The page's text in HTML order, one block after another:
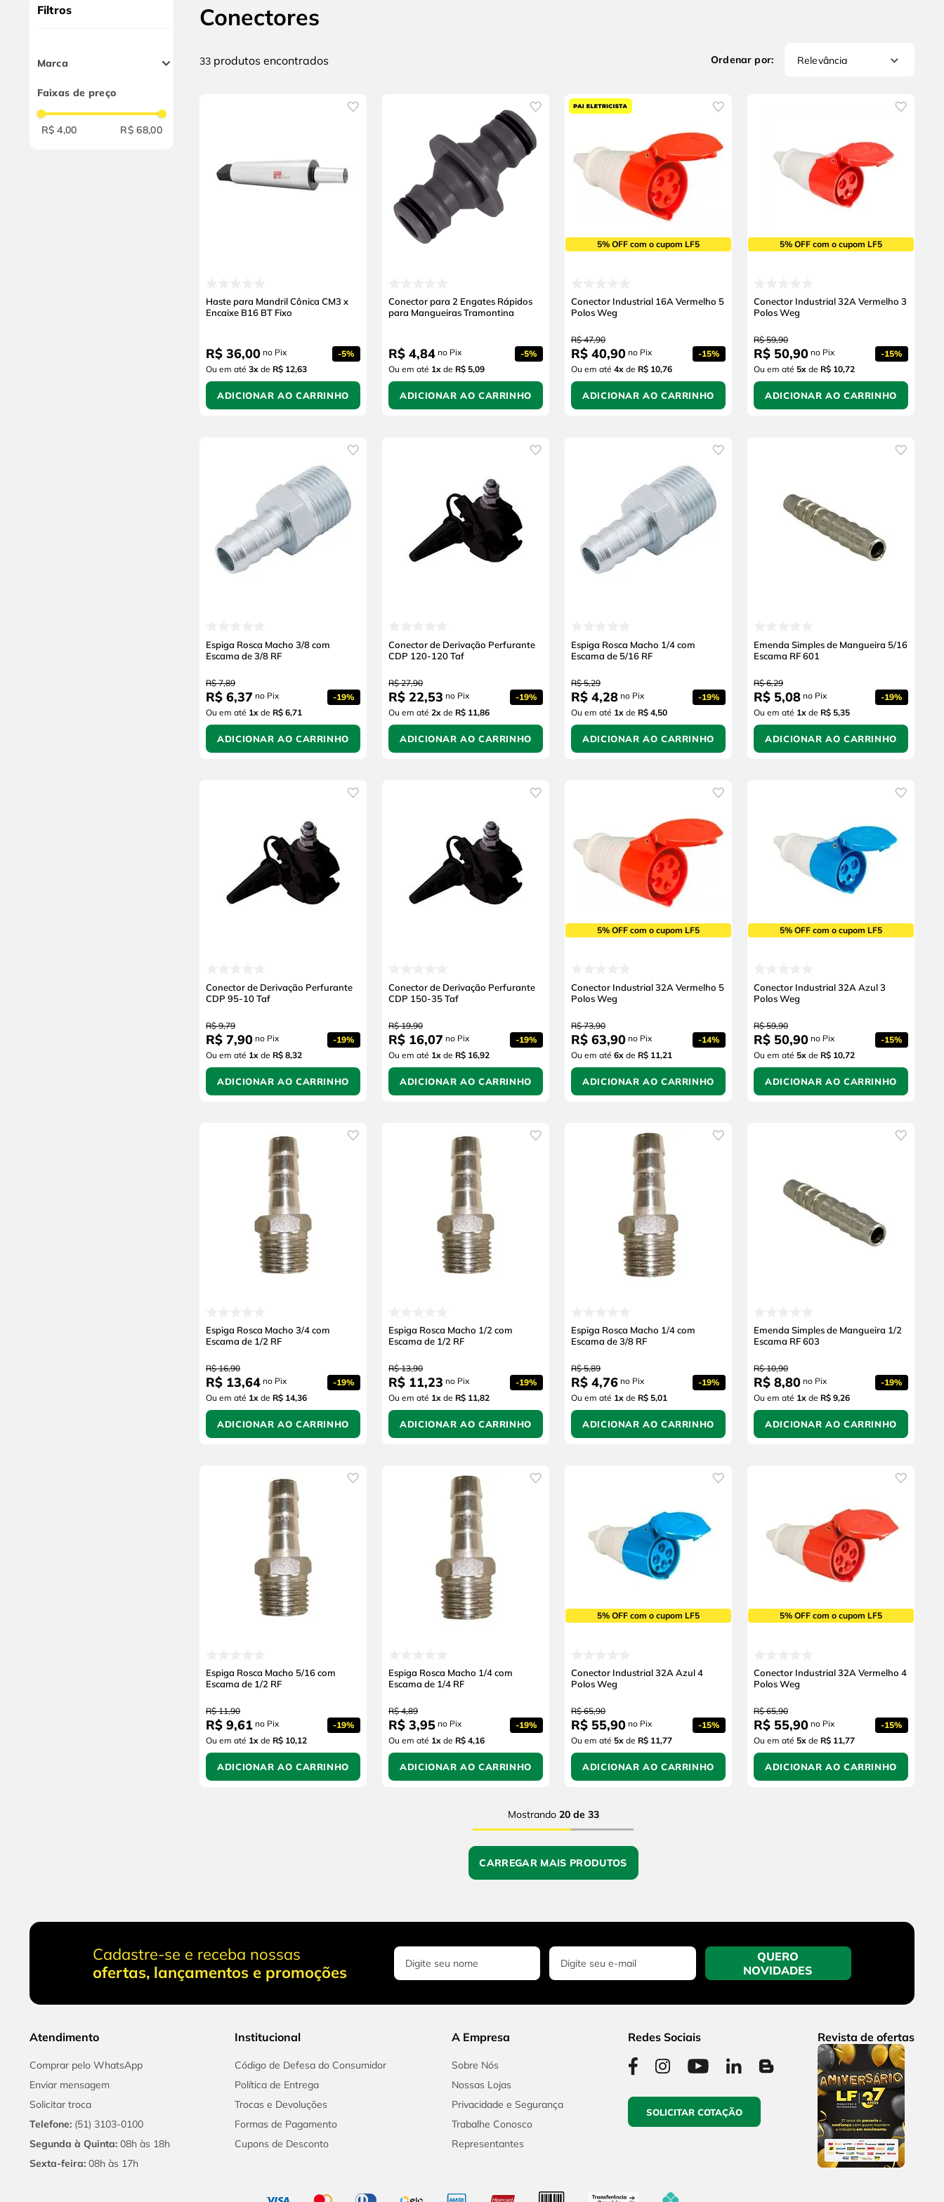
Filtros
Marca
RF
Tramontina
Taf
Faixas de preço
R$ 4,00 R$ 68,00
Conectores
33 produtos Relevância
Haste para Mandril Cônica CM3 x
Encaixe B16 BT Fixo
R$ 36,00 no Pix -5%
Ou em até 3x de R$ 12,63
ADICIONAR AO CARRINHO
Conector para 2 Engates Rápidos
para Mangueiras Tramontina
R$ 4,84 no Pix -5%
Ou em até 1x de R$ 5,09
ADICIONAR AO CARRINHO
5% OFF com o cupom LF5
Conector Industrial 16A Vermelho 5
Polos Weg
R$ 47,90
R$ 40,90 no Pix -15%
Ou em até 4x de R$ 10,76
ADICIONAR AO CARRINHO
5% OFF com o cupom LF5
Conector Industrial 32A Vermelho 3
Polos Weg
R$ 59,90
R$ 50,90 no Pix -15%
Ou em até 5x de R$ 10,72
ADICIONAR AO CARRINHO
Espiga Rosca Macho 3/8 com
Escama de 3/8 RF
R$ 7,89
R$ 6,37 no Pix -19%
Ou em até 1x de R$ 6,71
ADICIONAR AO CARRINHO
Conector de Derivação Perfurante
CDP 120-120 Taf
R$ 27,90
R$ 22,53 no Pix -19%
Ou em até 2x de R$ 11,86
ADICIONAR AO CARRINHO
Espiga Rosca Macho 1/4 com
Escama de 5/16 RF
R$ 5,29
R$ 4,28 no Pix -19%
Ou em até 1x de R$ 4,50
ADICIONAR AO CARRINHO
Emenda Simples de Mangueira 5/16
Escama RF 601
R$ 6,29
R$ 5,08 no Pix -19%
Ou em até 1x de R$ 5,35
ADICIONAR AO CARRINHO
Conector de Derivação Perfurante
CDP 95-10 Taf
R$ 9,79
R$ 7,90 no Pix -19%
Ou em até 1x de R$ 8,32
ADICIONAR AO CARRINHO
Conector de Derivação Perfurante
CDP 150-35 Taf
R$ 19,90
R$ 16,07 no Pix -19%
Ou em até 1x de R$ 16,92
ADICIONAR AO CARRINHO
5% OFF com o cupom LF5
Conector Industrial 32A Vermelho 5
Polos Weg
R$ 73,90
R$ 63,90 no Pix -14%
Ou em até 6x de R$ 11,21
ADICIONAR AO CARRINHO
5% OFF com o cupom LF5
Conector Industrial 32A Azul 3
Polos Weg
R$ 59,90
R$ 50,90 no Pix -15%
Ou em até 5x de R$ 10,72
ADICIONAR AO CARRINHO
Espiga Rosca Macho 3/4 com
Escama de 1/2 RF
R$ 16,90
R$ 13,64 no Pix -19%
Ou em até 1x de R$ 14,36
ADICIONAR AO CARRINHO
Espiga Rosca Macho 1/2 com
Escama de 1/2 RF
R$ 13,90
R$ 11,23 no Pix -19%
Ou em até 1x de R$ 11,82
ADICIONAR AO CARRINHO
Espiga Rosca Macho 1/4 com
Escama de 3/8 RF
R$ 5,89
R$ 4,76 no Pix -19%
Ou em até 1x de R$ 5,01
ADICIONAR AO CARRINHO
Emenda Simples de Mangueira 1/2
Escama RF 603
R$ 10,90
R$ 8,80 no Pix -19%
Ou em até 1x de R$ 9,26
ADICIONAR AO CARRINHO
Espiga Rosca Macho 5/16 com
Escama de 1/2 RF
R$ 11,90
R$ 9,61 no Pix -19%
Ou em até 1x de R$ 10,12
ADICIONAR AO CARRINHO
Espiga Rosca Macho 1/4 com
Escama de 1/4 RF
R$ 4,89
R$ 3,95 no Pix -19%
Ou em até 1x de R$ 4,16
ADICIONAR AO CARRINHO
5% OFF com o cupom LF5
Conector Industrial 32A Azul 4
Polos Weg
R$ 65,90
R$ 55,90 no Pix -15%
Ou em até 5x de R$ 11,77
ADICIONAR AO CARRINHO
5% OFF com o cupom LF5
Conector Industrial 32A Vermelho 4
Polos Weg
R$ 65,90
R$ 55,90 no Pix -15%
Ou em até 5x de R$ 11,77
ADICIONAR AO CARRINHO
Mostrando 20 de 33
Cadastre-se e receba nossas
ofertas, lançamentos e promoções
QUERO
NOVIDADES
Atendimento
Comprar pelo WhatsApp
Enviar mensagem
Solicitar troca
Telefone: (51) 3103-0100
Segunda à Quinta: 08h às 18h
Sexta-feira: 08h às 17h
Institucional
Código de Defesa do Consumidor
Política de Entrega
Trocas e Devoluções
Formas de Pagamento
Cupons de Desconto
A Empresa
Sobre Nós
Nossas Lojas
Privacidade e Segurança
Trabalhe Conosco
Representantes
Redes Sociais
SOLICITAR COTAÇÃO
Revista de ofertas